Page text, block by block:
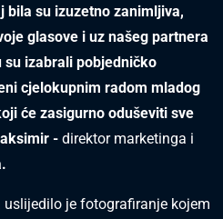
bila su izuzetno zanimljiva,
glasove i uz našeg partnera
izabrali pobjedničko
cjelokupnim radom mladog
će zasigurno oduševiti sve
- direktor marketinga i
je fotografiranje kojem